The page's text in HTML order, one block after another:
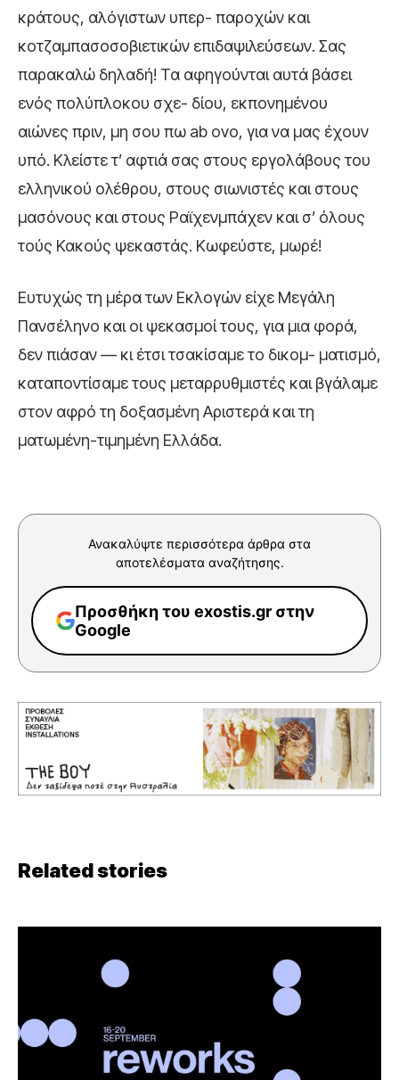
κράτους, αλόγιστων υπερ- παροχών και
κοτζαμπασοσοβιετικών επιδαψιλεύσεων. Σας
παρακαλώ δηλαδή! Τα αφηγούνται αυτά βάσει
ενός πολύπλοκου σχε- δίου, εκπονημένου
αιώνες πριν, μη σου πω ab ovo, για να μας έχουν
υπό. Κλείστε τ’ αφτιά σας στους εργολάβους του
ελληνικού ολέθρου, στους σιωνιστές και στους
μασόνους και στους Ραϊχενμπάχεν και σ’ όλους
τούς Κακούς ψεκαστάς. Κωφεύστε, μωρέ!
Ευτυχώς τη μέρα των Εκλογών είχε Μεγάλη
Πανσέληνο και οι ψεκασμοί τους, για μια φορά,
δεν πιάσαν — κι έτσι τσακίσαμε το δικομ- ματισμό,
καταποντίσαμε τους μεταρρυθμιστές και βγάλαμε
στον αφρό τη δοξασμένη Αριστερά και τη
ματωμένη-τιμημένη Ελλάδα.
Ανακαλύψτε περισσότερα άρθρα στα
αποτελέσματα αναζήτησης.
Προσθήκη του exostis.gr στην
Google
Related stories